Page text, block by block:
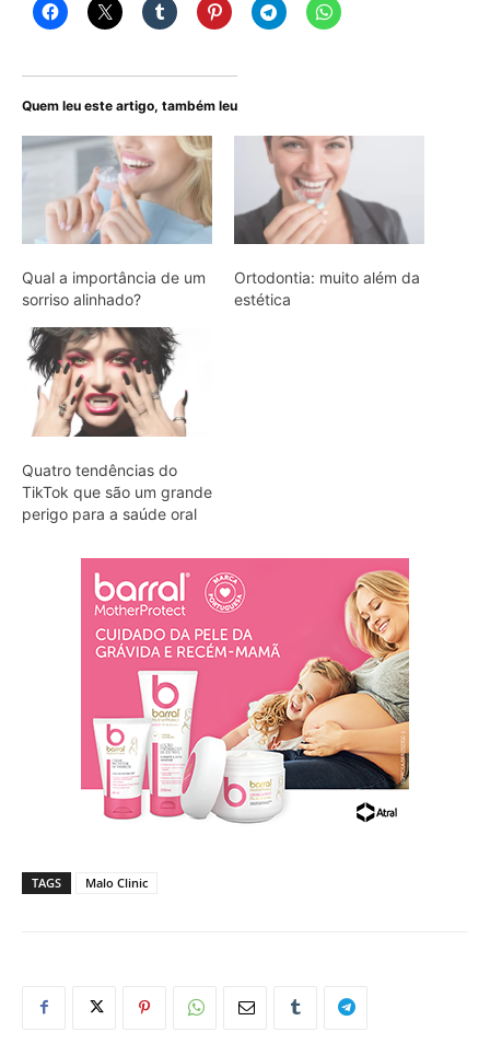
Quem leu este artigo, também leu
Qual a importância de um
sorriso alinhado?
Ortodontia: muito além da
estética
Quatro tendências do
TikTok que são um grande
perigo para a saúde oral
TAGS Malo Clinic